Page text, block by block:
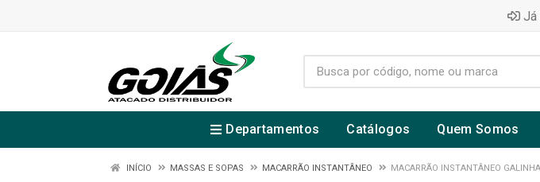
Já
Departamentos Catálogos Quem Somos
INÍCIO MASSAS E SOPAS MACARRÃO INSTANTÂNEO MACARRÃO INSTANTÂNEO